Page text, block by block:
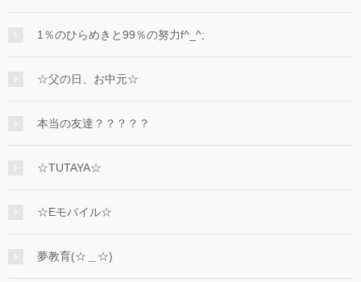
1％のひらめきと99％の努力f^_^;
☆父の日、お中元☆
本当の友達？？？？？
☆TUTAYA☆
☆Eモバイル☆
夢教育(☆＿☆)